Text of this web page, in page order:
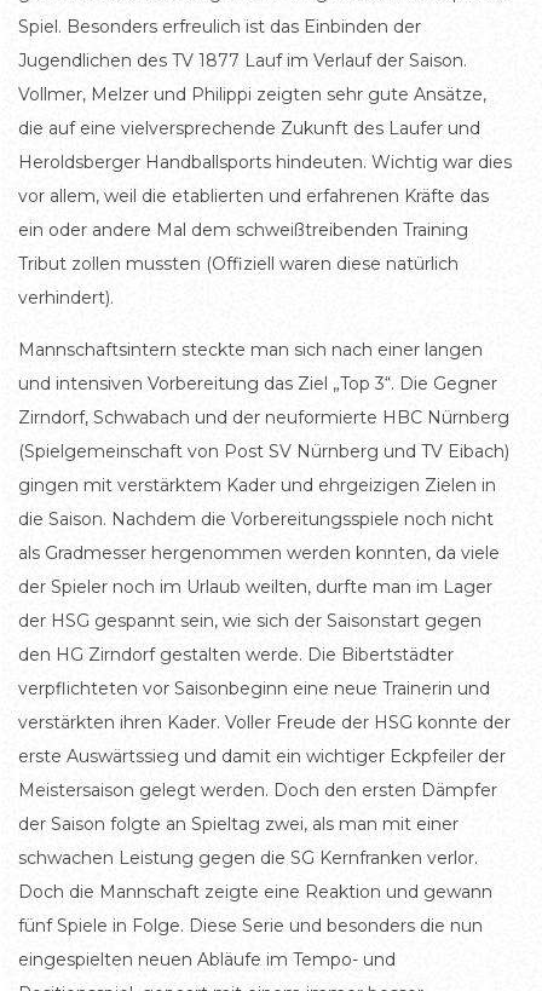
Spiel. Besonders erfreulich ist das Einbinden der
Jugendlichen des TV 1877 Lauf im Verlauf der Saison.
Vollmer, Melzer und Philippi zeigten sehr gute Ansätze,
die auf eine vielversprechende Zukunft des Laufer und
Heroldsberger Handballsports hindeuten. Wichtig war dies
vor allem, weil die etablierten und erfahrenen Kräfte das
ein oder andere Mal dem schweißtreibenden Training
Tribut zollen mussten (Offiziell waren diese natürlich
verhindert).
Mannschaftsintern steckte man sich nach einer langen
und intensiven Vorbereitung das Ziel „Top 3“. Die Gegner
Zirndorf, Schwabach und der neuformierte HBC Nürnberg
(Spielgemeinschaft von Post SV Nürnberg und TV Eibach)
gingen mit verstärktem Kader und ehrgeizigen Zielen in
die Saison. Nachdem die Vorbereitungsspiele noch nicht
als Gradmesser hergenommen werden konnten, da viele
der Spieler noch im Urlaub weilten, durfte man im Lager
der HSG gespannt sein, wie sich der Saisonstart gegen
den HG Zirndorf gestalten werde. Die Bibertstädter
verpflichteten vor Saisonbeginn eine neue Trainerin und
verstärkten ihren Kader. Voller Freude der HSG konnte der
erste Auswärtssieg und damit ein wichtiger Eckpfeiler der
Meistersaison gelegt werden. Doch den ersten Dämpfer
der Saison folgte an Spieltag zwei, als man mit einer
schwachen Leistung gegen die SG Kernfranken verlor.
Doch die Mannschaft zeigte eine Reaktion und gewann
fünf Spiele in Folge. Diese Serie und besonders die nun
eingespielten neuen Abläufe im Tempo- und